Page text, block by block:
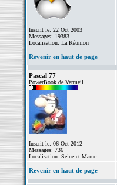
Inscrit le: 22 Oct 2003
Messages: 19383
Localisation: La Réunion
Revenir en haut de page
Pascal 77
PowerBook de Vermeil
Inscrit le: 06 Oct 2012
Messages: 736
Localisation: Seine et Marne
Revenir en haut de page